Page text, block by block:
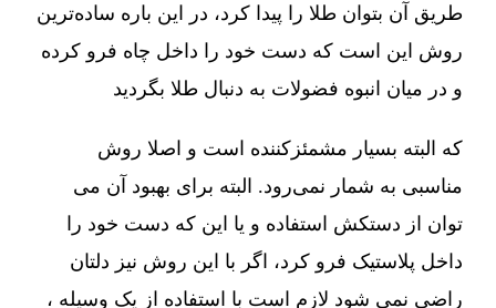
طریق آن بتوان طلا را پیدا کرد، در این باره ساده‌ترین
روش این است که دست خود را داخل چاه فرو کرده
و در میان انبوه فضولات به دنبال طلا بگردید
که البته بسیار مشمئزکننده است و اصلا روش
مناسبی به شمار نمی‌رود. البته برای بهبود آن می
توان از دستکش استفاده و یا این که دست خود را
داخل پلاستیک فرو کرد، اگر با این روش نیز دلتان
راضی نمی شود لازم است با استفاده از یک وسیله ،